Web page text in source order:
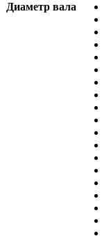
Диаметр вала